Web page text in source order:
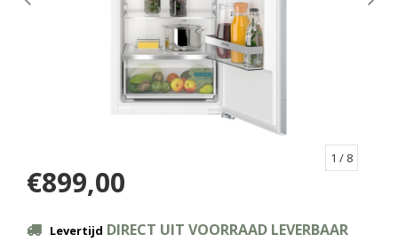
1 / 8
€899,00
Levertijd DIRECT UIT VOORRAAD LEVERBAAR